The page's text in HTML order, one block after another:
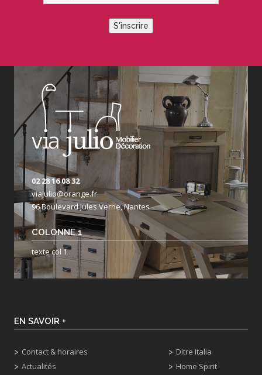
S'inscrire
02 28 16 08 32
viajulio@orange.fr
96 Boulevard Jules Verne, Nantes
COLONNE 1
texte col 1
EN SAVOIR +
Contact & horaires
Actualités
Ditre Italia
Home Spirit